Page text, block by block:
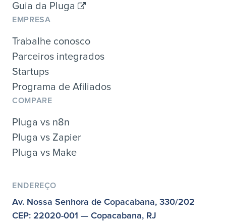
Guia da Pluga
EMPRESA
Trabalhe conosco
Parceiros integrados
Startups
Programa de Afiliados
COMPARE
Pluga vs n8n
Pluga vs Zapier
Pluga vs Make
ENDEREÇO
Av. Nossa Senhora de Copacabana, 330/202
CEP: 22020-001 — Copacabana, RJ